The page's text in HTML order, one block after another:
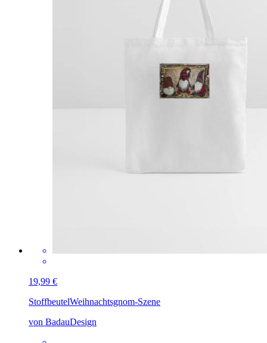
19,99 €
StoffbeutelWeihnachtsgnom-Szene
von BadauDesign